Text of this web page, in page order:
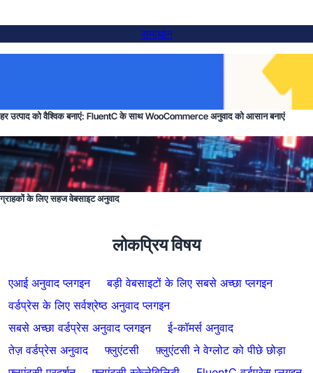
समाधान
हर उत्पाद को वैश्विक बनाएं: FluentC के साथ WooCommerce अनुवाद को आसान बनाएं
ग्राहकों के लिए सहज वेबसाइट अनुवाद
लोकप्रिय विषय
एआई अनुवाद प्लगइन
बड़ी वेबसाइटों के लिए सबसे अच्छा प्लगइन
वर्डप्रेस के लिए सर्वश्रेष्ठ अनुवाद प्लगइन
सबसे अच्छा वर्डप्रेस अनुवाद प्लगइन
ई-कॉमर्स अनुवाद
तेज़ वर्डप्रेस अनुवाद
फ्लुएंटसी
फ़्लुएंटसी ने वेग्लोट को पीछे छोड़ा